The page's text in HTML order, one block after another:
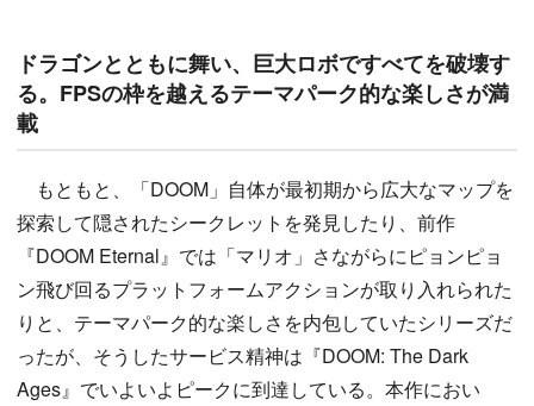
ドラゴンとともに舞い、巨大ロボですべてを破壊す
る。FPSの枠を越えるテーマパーク的な楽しさが満
載
もともと、「DOOM」自体が最初期から広大なマップを
探索して隠されたシークレットを発見したり、前作
『DOOM Eternal』では「マリオ」さながらにピョンピョ
ン飛び回るプラットフォームアクションが取り入れられた
りと、テーマパーク的な楽しさを内包していたシリーズだ
ったが、そうしたサービス精神は『DOOM: The Dark
Ages』でいよいよピークに到達している。本作におい